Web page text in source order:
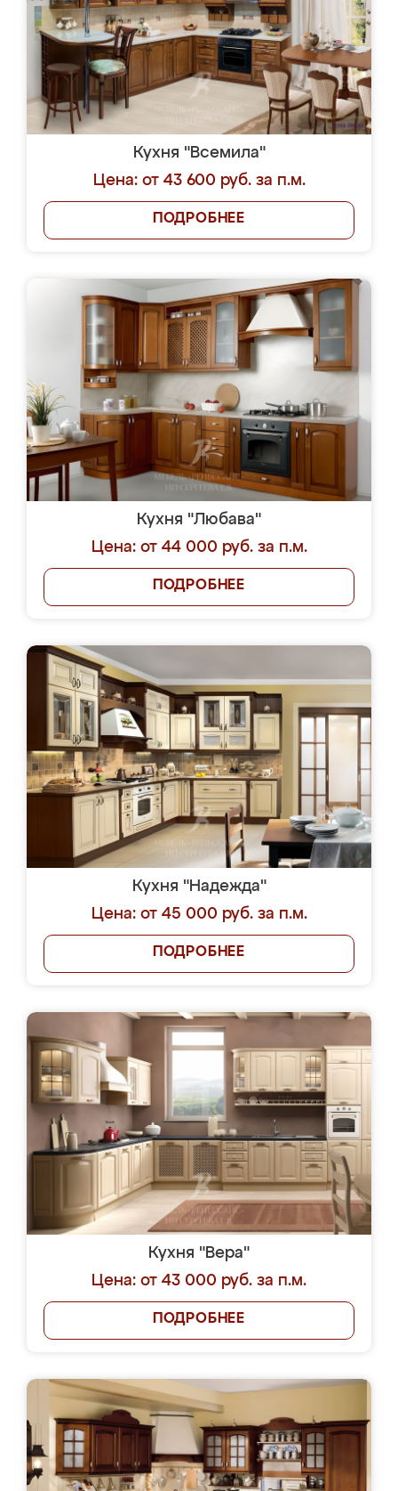
Кухня "Всемила"
Цена: от 43 600 руб. за п.м.
ПОДРОБНЕЕ
Кухня "Любава"
Цена: от 44 000 руб. за п.м.
ПОДРОБНЕЕ
Кухня "Надежда"
Цена: от 45 000 руб. за п.м.
ПОДРОБНЕЕ
Кухня "Вера"
Цена: от 43 000 руб. за п.м.
ПОДРОБНЕЕ